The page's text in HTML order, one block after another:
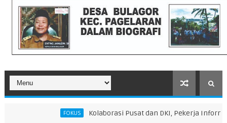
Kolaborasi Pusat dan DKI, Pekerja Informal Sektor